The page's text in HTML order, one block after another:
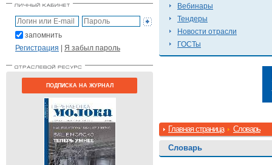
запомнить
Регистрация | Я забыл пароль
ПОДПИСКА НА ЖУРНАЛ
Вебинары
Тендеры
Новости отрасли
ГОСТы
Главная страница Словарь
Словарь